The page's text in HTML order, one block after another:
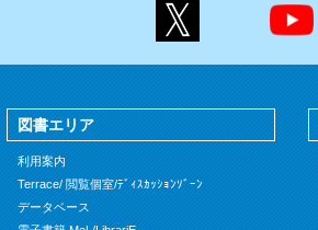
図書エリア
利用案内
Terrace/ 閲覧個室/ﾃﾞｨｽｶｯｼｮﾝｿﾞｰﾝ
データベース